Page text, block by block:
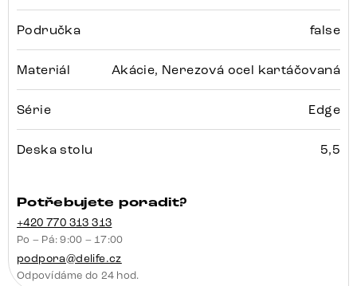
Područka false
Materiál Akácie, Nerezová ocel kartáčovaná
Série Edge
Deska stolu 5,5
Potřebujete poradit?
+420 770 313 313
Po – Pá: 9:00 – 17:00
podpora@delife.cz
Odpovídáme do 24 hod.